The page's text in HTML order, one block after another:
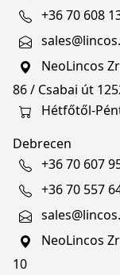
+36 70 608
NeoLincos
86 / Csabai út
Hétfőtől-
Debrecen
+36 70 607
+36 70 557
NeoLincos
10